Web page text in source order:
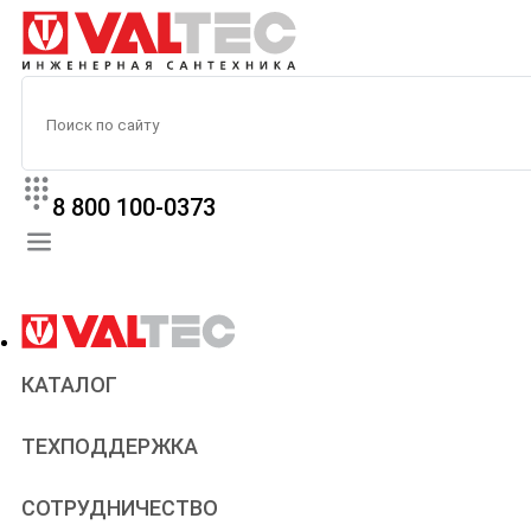
8 800 100-0373
КАТАЛОГ
ТЕХПОДДЕРЖКА
Паспорта и сертификаты
Статьи
СОТРУДНИЧЕСТВО
Сантехникам